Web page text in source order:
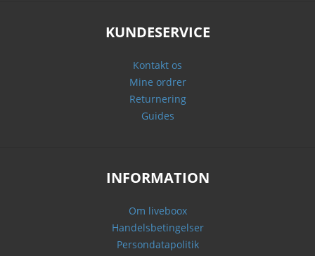
KUNDESERVICE
Kontakt os
Mine ordrer
Returnering
Guides
INFORMATION
Om liveboox
Handelsbetingelser
Persondatapolitik